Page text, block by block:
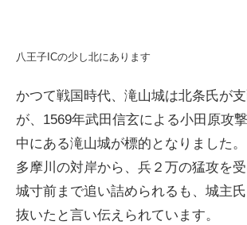
八王子ICの少し北にあります
かつて戦国時代、滝山城は北条氏が
が、1569年武田信玄による小田原攻
中にある滝山城が標的となりました。
多摩川の対岸から、兵２万の猛攻を
城寸前まで追い詰められるも、城主
抜いたと言い伝えられています。